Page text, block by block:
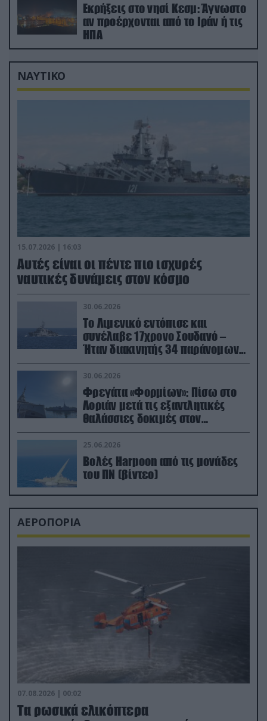
Εκρήξεις στο νησί Κεσμ: Άγνωστο
αν προέρχονται από το Ιράν ή τις
ΗΠΑ
ΝΑΥΤΙΚΟ
15.07.2026 | 16:03
Aυτές είναι οι πέντε πιο ισχυρές
ναυτικές δυνάμεις στον κόσμο
30.06.2026
Το Λιμενικό εντόπισε και
συνέλαβε 17χρονο Σουδανό –
Ήταν διακινητής 34 παράνομων
μεταναστών
30.06.2026
Φρεγάτα «Φορμίων»: Πίσω στο
Λοριάν μετά τις εξαντλητικές
θαλάσσιες δοκιμές στον
απαιτητικό Βισκαϊκό
25.06.2026
Βολές Harpoon από τις μονάδες
του ΠΝ (βίντεο)
ΑΕΡΟΠΟΡΙΑ
07.08.2026 | 00:02
Τα ρωσικά ελικόπτερα